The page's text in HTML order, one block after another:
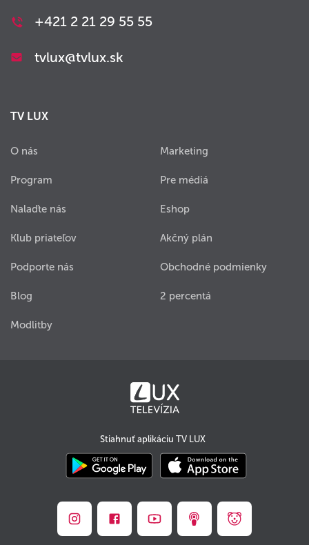
+421 2 21 29 55 55
tvlux@tvlux.sk
TV LUX
O nás
Program
Nalaďte nás
Klub priateľov
Podporte nás
Blog
Modlitby
Marketing
Pre médiá
Eshop
Akčný plán
Obchodné podmienky
2 percentá
Stiahnuť aplikáciu TV LUX